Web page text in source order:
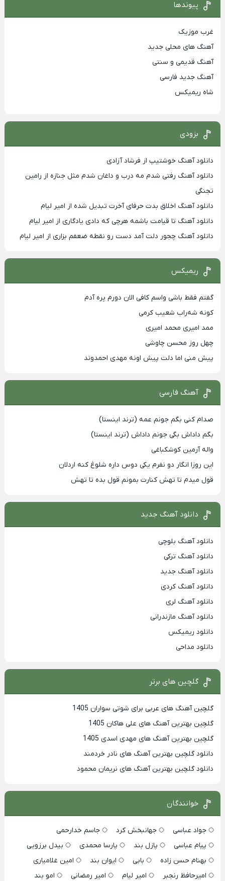
پیوندها
غرب موزیک
آهنگ های محلی جدید
آهنگ قدیمی و سنتی
آهنگ جدید فارسی
شاه ریمیکس
بزودی
دانلود آهنگ خوشتیپ از فرشاد آزادی
دانلود آهنگ رفتی شدم مه درب و داغان شدم مثل جنازه از رامین
تجنگی
دانلود آهنگ اخلاق بدت حرفای آخرت تبدیل شده از امیر لیام
دانلود آهنگ تا قیامت باشمه هرچی که دادی یادگاری از امیر لیام
دانلود آهنگ چجور دلت آمد دست رو نقطه ضعفم بزاری از امیر لیام
ریمیکس
گفتم فقط باشی واسم کافی الان دورم پره آدم
کونه شه‌راب شعیب کرمی
ممد امیری محمد امیری
چهل روز محسن چاوشی
پیش منی اما دلت پیش اونه مهدی احمدوند
آهنگ فارسی
صدام کنی بگم جونم عمه (ترند اینستا)
بگم داداش بگی جونم داداش (ترند اینستا)
واله آرمین کوشکباغی
این روزا انگار دو نفرم یکی دوس داره شلوغ کنه اردلان
قول میدم تا تهش کنارت بمونم قول بده تا تهش
دانلود آهنگ جدید
دانلود آهنگ بلوچی
دانلود آهنگ ترکی
دانلود آهنگ جدید
دانلود آهنگ کردی
دانلود آهنگ لری
دانلود آهنگ مازندرانی
دانلود ریمیکس
دانلود مداحی
گلچین های برتر
گلچین آهنگ های عربی برای شوتی سواران 1405
گلچین بهترين آهنگ های علی هاکان 1405
گلچین بهترین آهنگ های مهدی اسدی 1405
دانلود گلچین بهترین آهنگ های نادر خردمند
دانلود گلچین بهترین آهنگ های نریمان محمود
خوانندگان
جواد عباسی جهانبخش کرد
جاسم خدارحمی
پیام عباسی
پازل بند پارسا محمدی
بیدل برزویی
بهنام حسن زاده
بابی ایوان بند
امین غلامیاری
امیرحافظ رنجبر
امیر لیام امیر رمضانی
امو بند